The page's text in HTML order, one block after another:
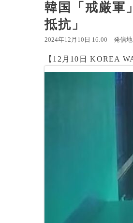
韓国「戒厳軍
抵抗」
2024年12月10日 16:00 発信
【12月10日 KOREA